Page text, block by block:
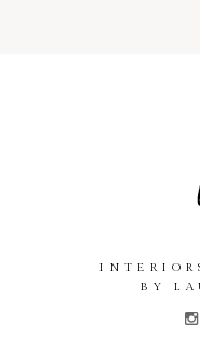
BY